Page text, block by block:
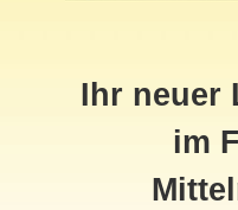
Ihr neuer
im